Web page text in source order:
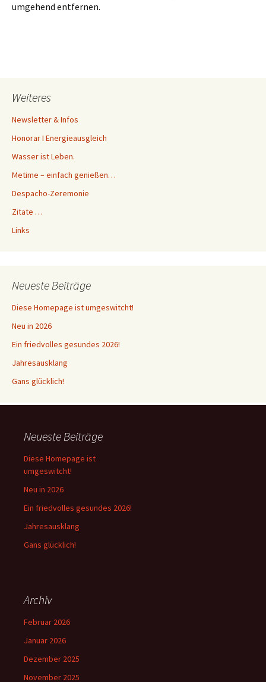
umgehend entfernen.
Weiteres
Newsletter & Infos
Honorar I Energieausgleich
Wasser ist Leben.
Metime – einfach genießen…
Despacho-Zeremonie
Zitate …
Links
Neueste Beiträge
Diese Homepage ist umgeswitcht!
Neu in 2026
Ein friedvolles gesundes 2026!
Jahresausklang
Gans glücklich!
Neueste Beiträge
Diese Homepage ist
umgeswitcht!
Neu in 2026
Ein friedvolles gesundes 2026!
Jahresausklang
Gans glücklich!
Archiv
Februar 2026
Januar 2026
Dezember 2025
November 2025